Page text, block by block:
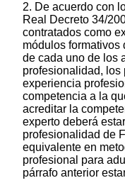
2. De acuerdo con
Real Decreto 34/
contratados como
módulos formativos
de cada uno de los
profesionalidad, los
experiencia
competencia a la
acreditar la
experto deberá
profesionalidad de
equivalente en
profesional para
párrafo anterior